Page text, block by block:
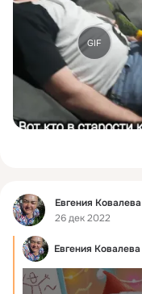
GIF
Фид Евгения Ковалева
26 дек 2022
Евгения Ковалева